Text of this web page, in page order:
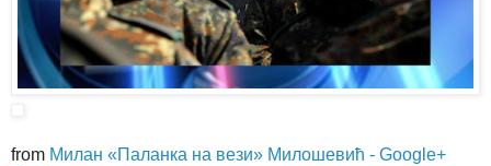
from Милан «Паланка на вези» Милошевић - Google+